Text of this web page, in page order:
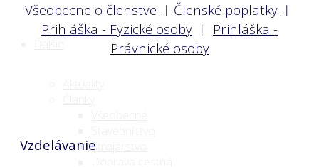
Strojárstvo
Všeobecne o členstve ︱ Členské poplatky ︱
Prihláška - Fyzické osoby ︱
Prihláška -
Právnické osoby
Vzdelávanie